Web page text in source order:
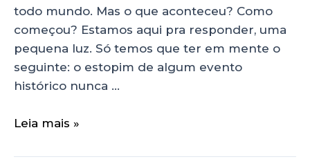
todo mundo. Mas o que aconteceu? Como
começou? Estamos aqui pra responder, uma
pequena luz. Só temos que ter em mente o
seguinte: o estopim de algum evento
histórico nunca …
Leia mais »